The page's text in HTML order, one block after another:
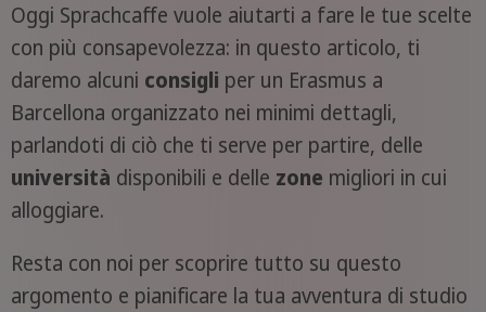
Oggi Sprachcaffe vuole aiutarti a fare le tue scelte
con più consapevolezza: in questo articolo, ti
daremo alcuni consigli per un Erasmus a
Barcellona organizzato nei minimi dettagli,
parlandoti di ciò che ti serve per partire, delle
università disponibili e delle zone migliori in cui
alloggiare.
Resta con noi per scoprire tutto su questo
argomento e pianificare la tua avventura di studio